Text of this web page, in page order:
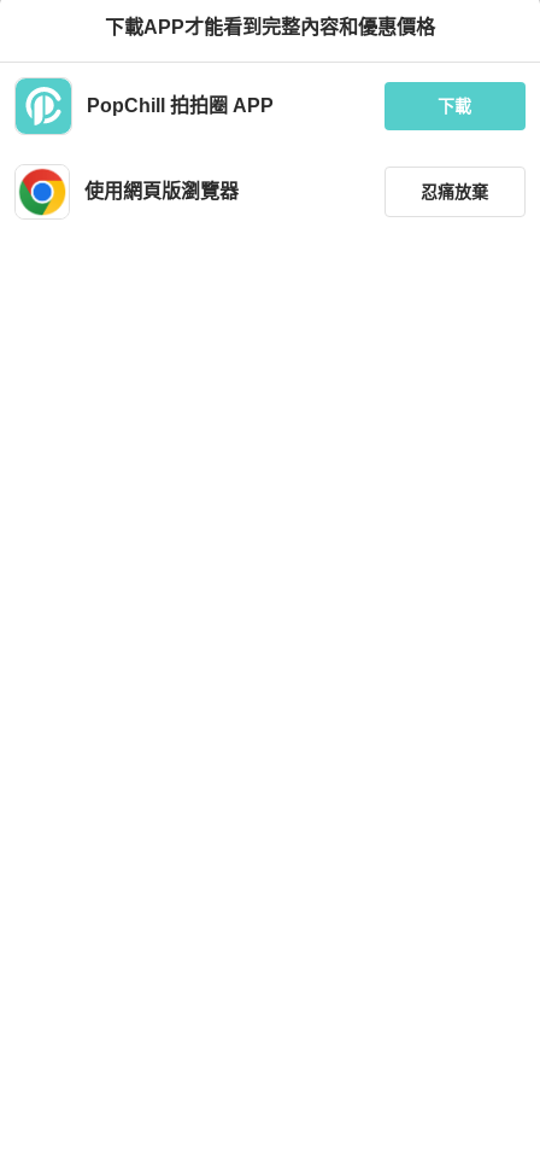
下載APP才能看到完整內容和優惠價格
PopChill 拍拍圈 APP 下載
使用網頁版瀏覽器 忍痛放棄